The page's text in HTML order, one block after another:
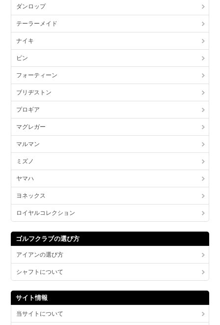
ダンロップ
テーラーメイド
ナイキ
ピン
フォーティーン
ブリヂストン
プロギア
マグレガー
マルマン
ミズノ
ヤマハ
ヨネックス
ロイヤルコレクション
ゴルフクラブの選び方
アイアンの選び方
シャフトについて
サイト情報
当サイトについて